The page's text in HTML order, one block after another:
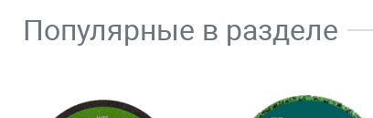
Популярные в разделе